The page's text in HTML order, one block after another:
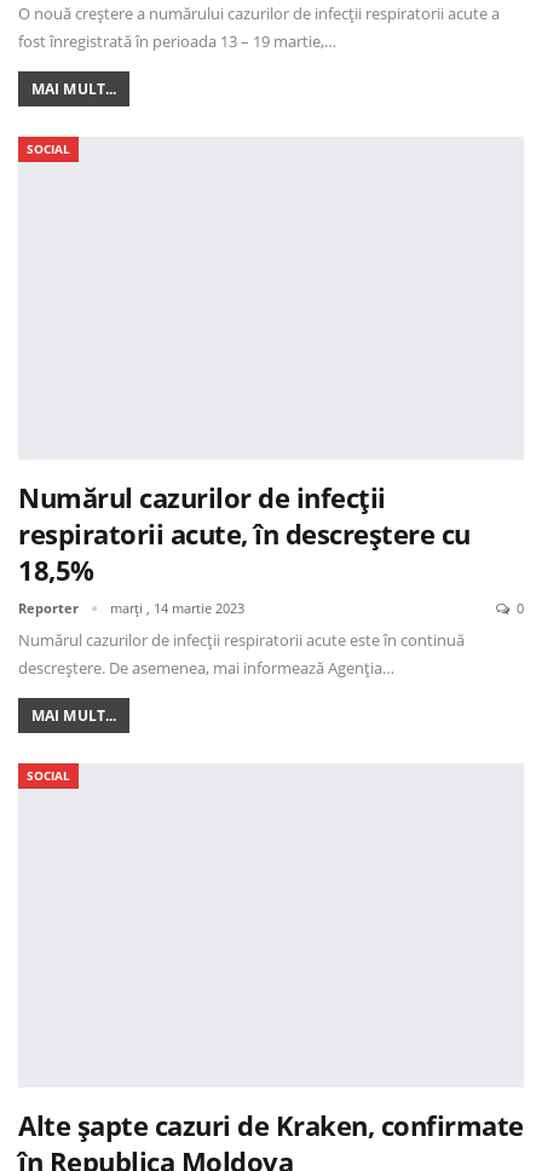
O nouă creștere a numărului cazurilor de infecții respiratorii acute a
fost înregistrată în perioada 13 – 19 martie,…
MAI MULT...
SOCIAL
Numărul cazurilor de infecții
respiratorii acute, în descreștere cu
18,5%
Reporter marți , 14 martie 2023 0
Numărul cazurilor de infecții respiratorii acute este în continuă
descreștere. De asemenea, mai informează Agenția…
MAI MULT...
SOCIAL
Alte șapte cazuri de Kraken, confirmate
în Republica Moldova